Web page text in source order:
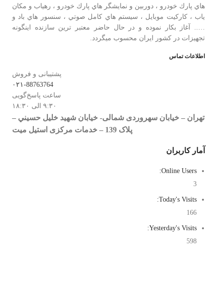
هاي پارك خودرو ، دوربين و نمايشگر هاي پارك خودرو ، رهياب و مكان
ياب ، كاركيت موبايل ، سيستم هاي كامل صوتي ، سنسور هاي باد و
….. آغاز بكار نموده و در حال حاضر معتبر ترين سازنده اينگونه
تجهيزات در كشور ایران محسوب ميگردد.
اطلاعات تماس
پشتیبانی و فروش
۰۲۱-88763764
ساعت پاسخ‌گویی
۹:۳۰ الی ۱۸:۳۰
تهران – خيابان سهروردی شمالی- خيابان شهيد خليل حسيني –
پلاک 139 – خدمات مرکزی استیل میت
آمار کاربران
Online Users:
3
Today's Visits:
166
Yesterday's Visits:
598